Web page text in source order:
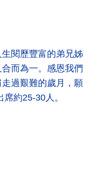
閱歷豐富的弟兄姊
而為一。感恩我們
過艱難的歲月，願
約25-30人。